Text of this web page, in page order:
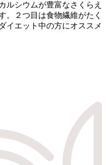
ルシウムが豊富なさくらえ
。２つ目は食物繊維がたく
イエット中の方にオススメ